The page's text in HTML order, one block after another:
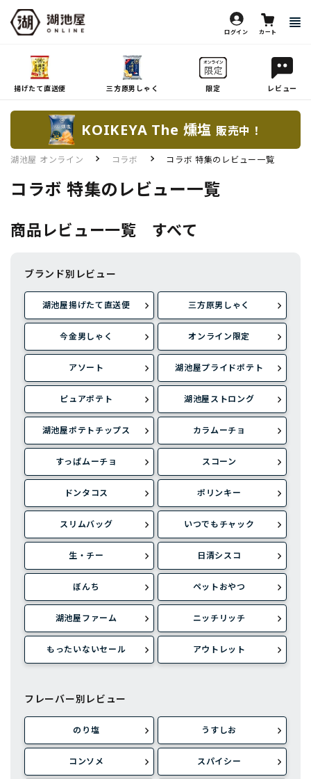
ログイン カート
揚げたて直送便 三方原男しゃく 限定 レビュー
KOIKEYA The 燻塩 販売中！
湖池屋 オンライン コラボ コラボ 特集のレビュー一覧
コラボ 特集のレビュー一覧
商品レビュー一覧 すべて
ブランド別レビュー
湖池屋揚げたて直送便 三方原男しゃく
今金男しゃく オンライン限定
アソート 湖池屋プライドポテト
ピュアポテト 湖池屋ストロング
湖池屋ポテトチップス カラムーチョ
すっぱムーチョ スコーン
ドンタコス ポリンキー
スリムバッグ いつでもチャック
生・チー 日清シスコ
ぼんち ペットおやつ
湖池屋ファーム ニッチリッチ
もったいないセール アウトレット
フレーバー別レビュー
のり塩 うすしお
コンソメ スパイシー